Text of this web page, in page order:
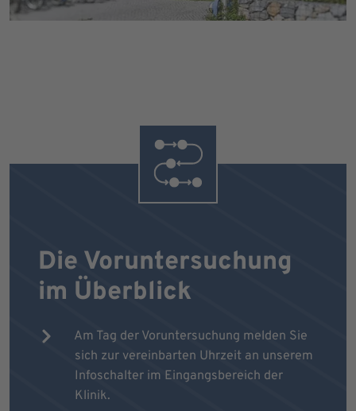
Die Voruntersuchung
im Überblick
Am Tag der Voruntersuchung melden Sie
sich zur vereinbarten Uhrzeit an unserem
Infoschalter im Eingangsbereich der
Klinik.